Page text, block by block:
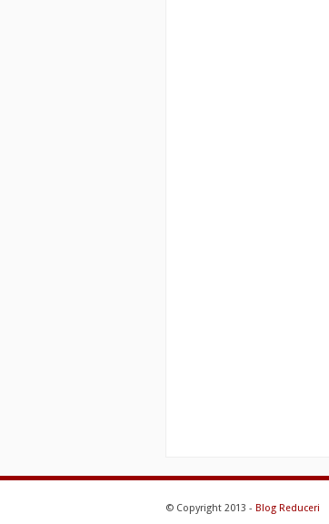
© Copyright 2013 - Blog Reduceri